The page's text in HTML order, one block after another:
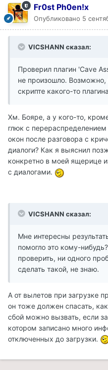
Fr0st Ph0en!x
Опубликовано 5
VICSHANN сказал:
Проверил плагин 'Cave
не произошло.
скрипте какого-то
Хм. Бояре, а у кого-то,
глюк с
окон после разговора с
диалоги? Как я выяснил
конкретно в моей ящерице
с диалогами.
VICSHANN сказал:
Мне интересны
помогло это кому-
проверить, ни одного
сделать такой, не знаю.
А от вылетов при загрузке
он тоже должен спасать,
сбой можно вызвать, если
котором записано много
отключенных до загрузки.